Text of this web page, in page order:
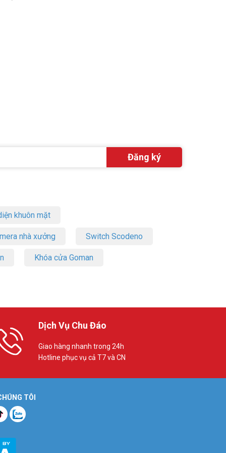
khuôn mặt
nhà xưởng Switch Scodeno
Khóa cửa Goman
Dịch Vụ Chu Đáo
Giao hàng nhanh trong 24h
Hotline phục vụ cả T7 và CN
TÔI